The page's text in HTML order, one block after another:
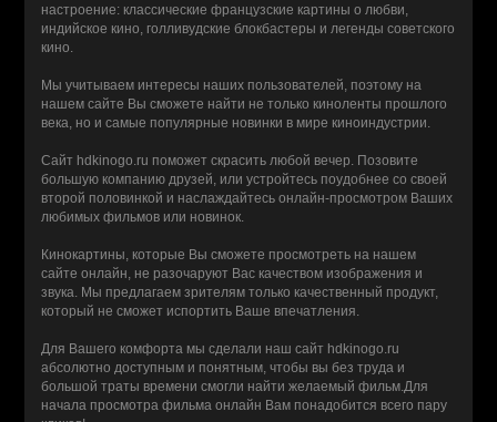
настроение: классические французские картины о любви,
индийское кино, голливудские блокбастеры и легенды советского
кино.
Мы учитываем интересы наших пользователей, поэтому на
нашем сайте Вы сможете найти не только киноленты прошлого
века, но и самые популярные новинки в мире киноиндустрии.
Сайт hdkinogo.ru поможет скрасить любой вечер. Позовите
большую компанию друзей, или устройтесь поудобнее со своей
второй половинкой и наслаждайтесь онлайн-просмотром Ваших
любимых фильмов или новинок.
Кинокартины, которые Вы сможете просмотреть на нашем
сайте онлайн, не разочаруют Вас качеством изображения и
звука. Мы предлагаем зрителям только качественный продукт,
который не сможет испортить Ваше впечатления.
Для Вашего комфорта мы сделали наш сайт hdkinogo.ru
абсолютно доступным и понятным, чтобы вы без труда и
большой траты времени смогли найти желаемый фильм.Для
начала просмотра фильма онлайн Вам понадобится всего пару